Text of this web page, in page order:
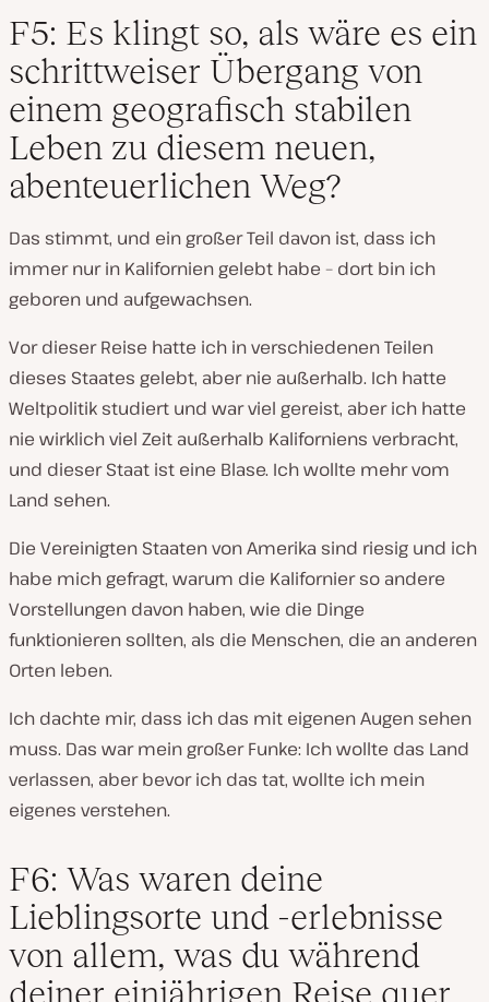
F5: Es klingt so, als wäre es ein
schrittweiser Übergang von
einem geografisch stabilen
Leben zu diesem neuen,
abenteuerlichen Weg?
Das stimmt, und ein großer Teil davon ist, dass ich
immer nur in Kalifornien gelebt habe – dort bin ich
geboren und aufgewachsen.
Vor dieser Reise hatte ich in verschiedenen Teilen
dieses Staates gelebt, aber nie außerhalb. Ich hatte
Weltpolitik studiert und war viel gereist, aber ich hatte
nie wirklich viel Zeit außerhalb Kaliforniens verbracht,
und dieser Staat ist eine Blase. Ich wollte mehr vom
Land sehen.
Die Vereinigten Staaten von Amerika sind riesig und ich
habe mich gefragt, warum die Kalifornier so andere
Vorstellungen davon haben, wie die Dinge
funktionieren sollten, als die Menschen, die an anderen
Orten leben.
Ich dachte mir, dass ich das mit eigenen Augen sehen
muss. Das war mein großer Funke: Ich wollte das Land
verlassen, aber bevor ich das tat, wollte ich mein
eigenes verstehen.
F6: Was waren deine
Lieblingsorte und -erlebnisse
von allem, was du während
deiner einjährigen Reise quer